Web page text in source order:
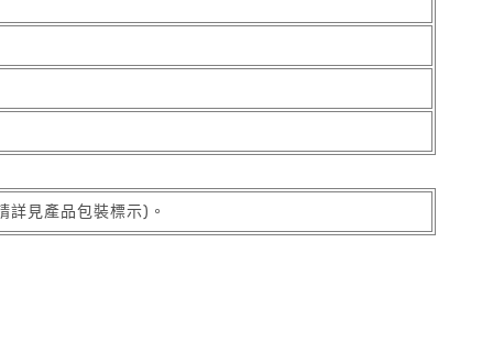
詳見產品包裝標示)。